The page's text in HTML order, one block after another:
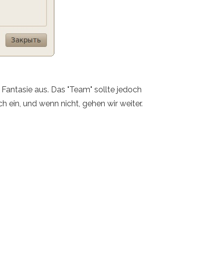
aus. Das "Team" sollte jedoch
ein, und wenn nicht, gehen wir weiter.